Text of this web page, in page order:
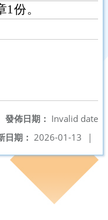
份。
發佈日期： Invalid date
日期： 2026-01-13 |